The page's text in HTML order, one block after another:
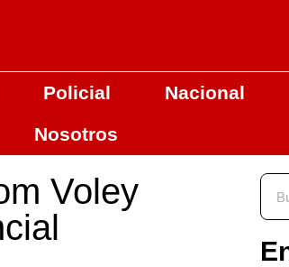
Policial Nacional
Nosotros
Voley